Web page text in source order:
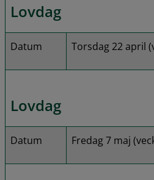
Lovdag
Datum Torsdag 22 april
Lovdag
Datum Fredag 7 maj